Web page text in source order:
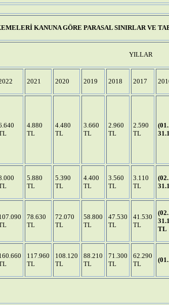
KANUNA GÖRE PARASAL SINIRLAR VE
YILLAR
2021 2020 2019 2018 2017
4.880
TL
4.480
TL
3.660
TL
2.960
TL
2.590
TL
5.880
TL
5.390
TL
4.400
TL
3.560
TL
3.110
TL
78.630
TL
72.070
TL
58.800
TL
47.530
TL
41.530
TL
TL
117.960
TL
108.120
TL
88.210
TL
71.300
TL
62.290
TL